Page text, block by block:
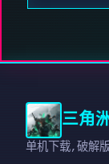
三角
单机下载,破解